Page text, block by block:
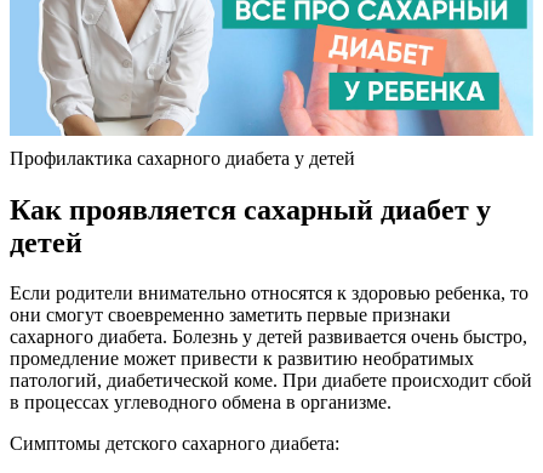
Профилактика сахарного диабета у детей
Как проявляется сахарный диабет у
детей
Если родители внимательно относятся к здоровью ребенка, то
они смогут своевременно заметить первые признаки
сахарного диабета. Болезнь у детей развивается очень быстро,
промедление может привести к развитию необратимых
патологий, диабетической коме. При диабете происходит сбой
в процессах углеводного обмена в организме.
Симптомы детского сахарного диабета: